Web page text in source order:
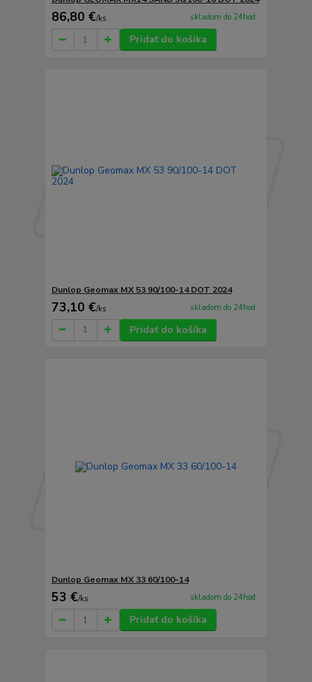
86,80 €/ks skladom do 24hod.
Pridať do košíka
Dunlop Geomax MX 53 90/100-14 DOT 2024
73,10 €/ks skladom do 24hod.
Pridať do košíka
Dunlop Geomax MX 33 60/100-14
53 €/ks skladom do 24hod.
Pridať do košíka